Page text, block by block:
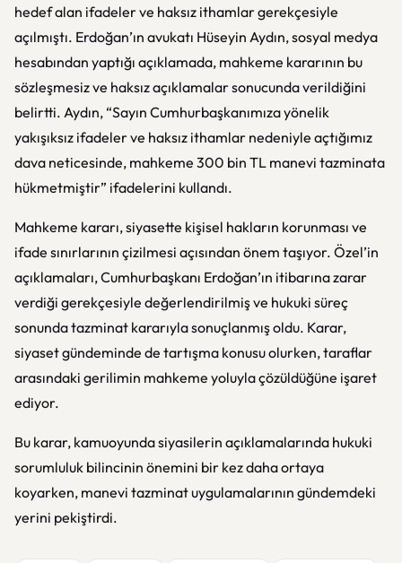
hedef alan ifadeler ve haksız ithamlar gerekçesiyle
açılmıştı. Erdoğan’ın avukatı Hüseyin Aydın, sosyal medya
hesabından yaptığı açıklamada, mahkeme kararının bu
sözleşmesiz ve haksız açıklamalar sonucunda verildiğini
belirtti. Aydın, “Sayın Cumhurbaşkanımıza yönelik
yakışıksız ifadeler ve haksız ithamlar nedeniyle açtığımız
dava neticesinde, mahkeme 300 bin TL manevi tazminata
hükmetmiştir” ifadelerini kullandı.
Mahkeme kararı, siyasette kişisel hakların korunması ve
ifade sınırlarının çizilmesi açısından önem taşıyor. Özel’in
açıklamaları, Cumhurbaşkanı Erdoğan’ın itibarına zarar
verdiği gerekçesiyle değerlendirilmiş ve hukuki süreç
sonunda tazminat kararıyla sonuçlanmış oldu. Karar,
siyaset gündeminde de tartışma konusu olurken, taraflar
arasındaki gerilimin mahkeme yoluyla çözüldüğüne işaret
ediyor.
Bu karar, kamuoyunda siyasilerin açıklamalarında hukuki
sorumluluk bilincinin önemini bir kez daha ortaya
koyarken, manevi tazminat uygulamalarının gündemdeki
yerini pekiştirdi.